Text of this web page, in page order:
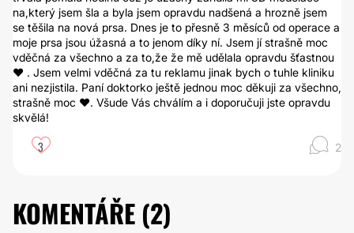
na,který jsem šla a byla jsem opravdu nadšená a hrozně jsem
se těšila na nová prsa. Dnes je to přesně 3 měsíců od operace a
moje prsa jsou úžasná a to jenom díky ní. Jsem jí strašně moc
vděčná za všechno a za to,že že mě udělala opravdu šťastnou
❤ . Jsem velmi vděčná za tu reklamu jinak bych o tuhle kliniku
ani nezjistila. Paní doktorko ještě jednou moc děkuji za všechno,
strašně moc ❤. Všude Vás chválím a i doporučuji jste opravdu
skvělá!
3 2
KOMENTÁŘE (2)